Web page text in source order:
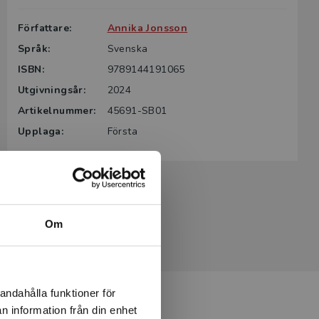
Om
funktioner för
information från din enhet
Författare:
Annika Jonsson
Språk:
Svenska
ISBN:
9789144191065
Utgivningsår:
2024
Artikelnummer:
45691-SB01
Upplaga:
Första